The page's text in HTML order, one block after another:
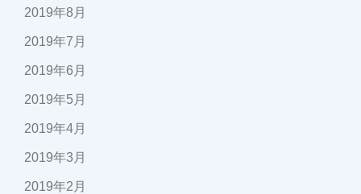
2019年8月
2019年7月
2019年6月
2019年5月
2019年4月
2019年3月
2019年2月